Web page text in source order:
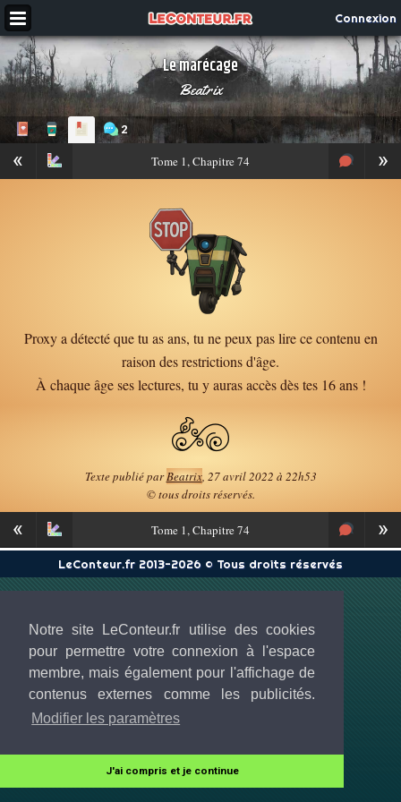
Notre site LeConteur.fr utilise des cookies
pour permettre votre connexion à l'espace
membre, mais également pour l'affichage de
contenus externes comme les publicités.
Modifier les paramètres
J'ai compris et je continue
Connexion
Le marécage
Beatrix
2
« »
Tome 1, Chapitre 74
Proxy a détecté que tu as ans, tu ne peux pas lire ce contenu en
raison des restrictions d'âge.
À chaque âge ses lectures, tu y auras accès dès tes 16 ans !
Texte publié parBeatrix, 27 avril 2022 à 22h53
© tous droits réservés.
« »
Tome 1, Chapitre 74
LeConteur.fr 2013-2026 © Tous droits réservés